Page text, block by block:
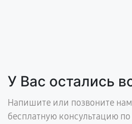
У Вас остались
Напишите или позвоните
бесплатную консультацию